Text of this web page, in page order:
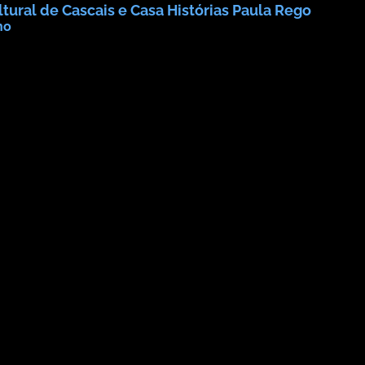
de Cascais e Casa Histórias Paula Rego